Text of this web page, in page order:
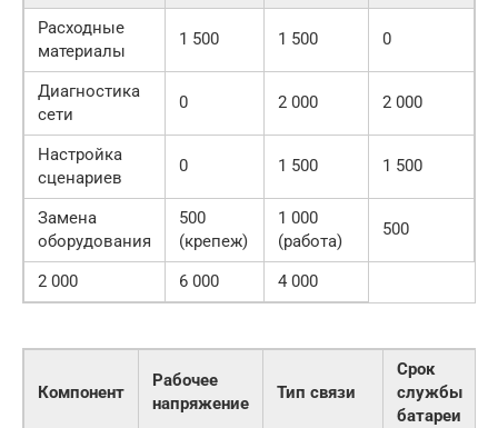
Расходные
материалы
1 500 1 500 0
Диагностика
сети
0 2 000 2 000
Настройка
сценариев
0 1 500 1 500
Замена
оборудования
500
(крепеж)
1 000
(работа)
500
2 000 6 000 4 000
Компонент
Рабочее
напряжение
Тип связи
Срок
службы
батареи